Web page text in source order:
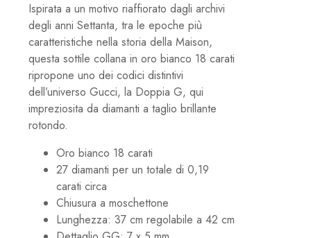
Ispirata a un motivo riaffiorato dagli archivi
degli anni Settanta, tra le epoche più
caratteristiche nella storia della Maison,
questa sottile collana in oro bianco 18 carati
ripropone uno dei codici distintivi
dell’universo Gucci, la Doppia G, qui
impreziosita da diamanti a taglio brillante
rotondo.
Oro bianco 18 carati
27 diamanti per un totale di 0,19
carati circa
Chiusura a moschettone
Lunghezza: 37 cm regolabile a 42 cm